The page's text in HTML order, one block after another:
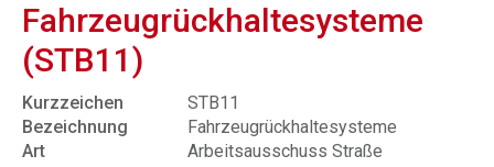
Fahrzeugrückhaltesysteme
(STB11)
Kurzzeichen
STB11
Bezeichnung
Fahrzeugrückhaltesysteme
Art
Arbeitsausschuss Straße